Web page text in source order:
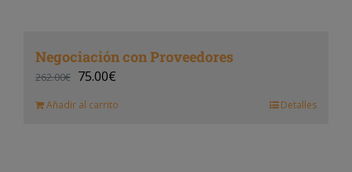
Negociación con Proveedores
262.00€ 75.00€
Añadir al carrito Detalles